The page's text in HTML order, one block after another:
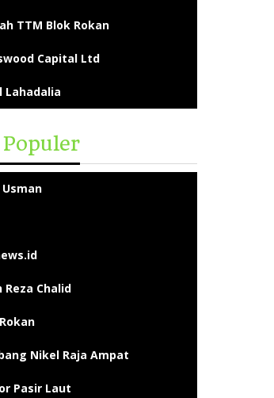
TTM Blok Rokan
Capital Ltd
Lahadalia
Usman
Reza Chalid
Nikel Raja Ampat
Pasir Laut